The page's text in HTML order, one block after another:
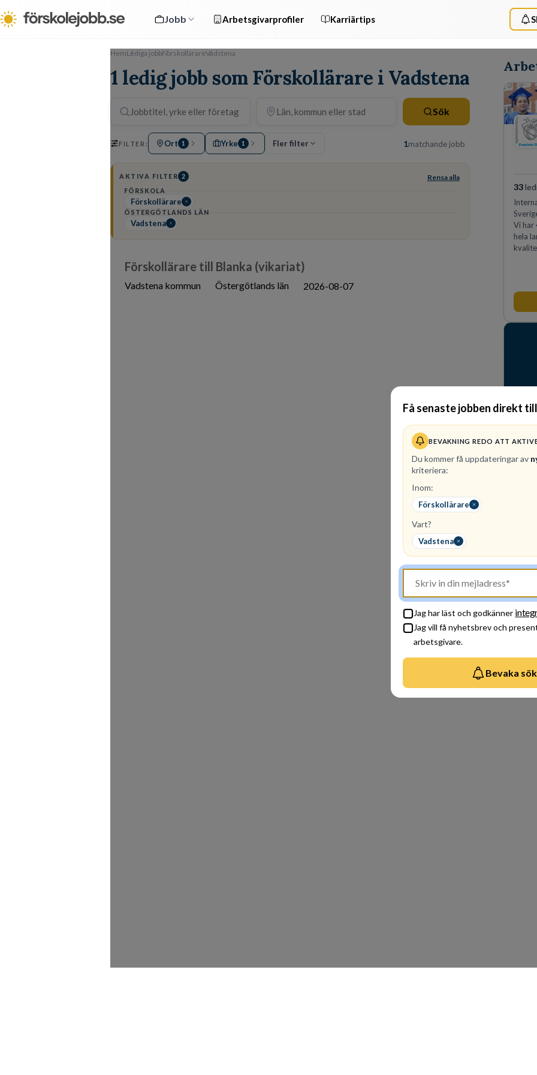
Jobb Arbetsgivarprofiler Karriärtips
Få senaste jobben direkt
BEVAKNING REDO ATT
Du kommer få uppdateringar av
kriteriera:
Inom:
Förskollärare
Vart?
Vadstena
Jag har läst och godkänner
Jag vill få nyhetsbrev och
arbetsgivare.
Bevaka
HemLediga jobbFörskollärareVadstena
1 ledig jobb som Förskollärare i Vadstena
Sök
FILTER: Ort 1 Yrke 1 Fler filter 1matchande jobb
AKTIVA FILTER 2 Rensa alla
FÖRSKOLA
Förskollärare
ÖSTERGÖTLANDS LÄN
Vadstena
Förskollärare till Blanka (vikariat)
Vadstena kommun Östergötlands län 2026-08-07
33
Vi har
hela
Bli